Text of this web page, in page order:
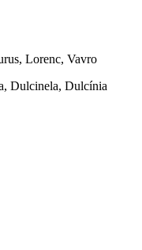
Lorenc, Vavro
Dulcinela, Dulcínia